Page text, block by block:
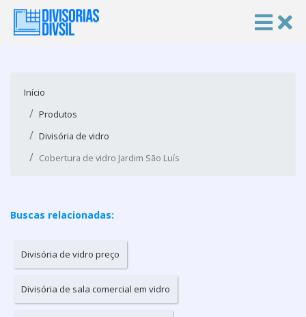
Início
Produtos
Divisória de vidro
Cobertura de vidro Jardim São Luís
Buscas relacionadas:
Divisória de vidro preço
Divisória de sala comercial em vidro